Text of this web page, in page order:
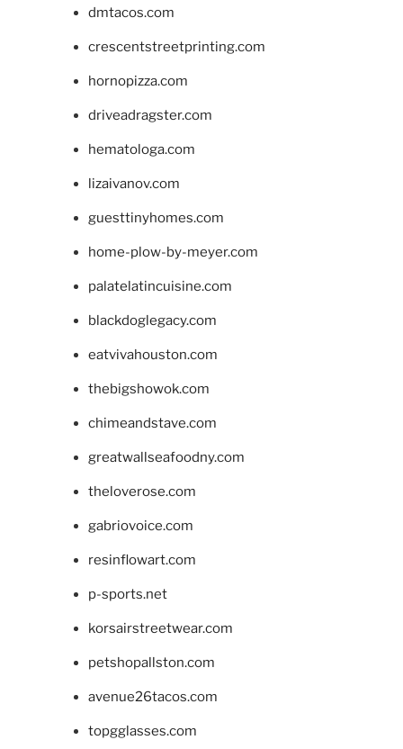
dmtacos.com
crescentstreetprinting.com
hornopizza.com
driveadragster.com
hematologa.com
lizaivanov.com
guesttinyhomes.com
home-plow-by-meyer.com
palatelatincuisine.com
blackdoglegacy.com
eatvivahouston.com
thebigshowok.com
chimeandstave.com
greatwallseafoodny.com
theloverose.com
gabriovoice.com
resinflowart.com
p-sports.net
korsairstreetwear.com
petshopallston.com
avenue26tacos.com
topgglasses.com